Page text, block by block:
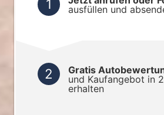
ausfüllen und
Gratis
und Kaufangebot in
erhalten